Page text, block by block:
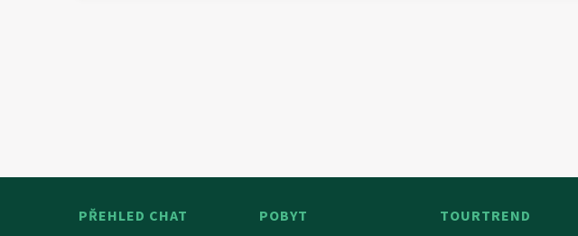
PŘEHLED CHAT
POBYT
TOURTREND